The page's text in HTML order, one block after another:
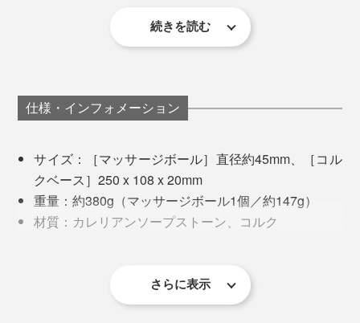
た足裏の冷たいコロコロは、しあわせなため息が出るほ
天然素材のため、ひとつひとつ異なる石の表情。どんな
石が手元に届くかも、楽しみのひとつです。
石の熱が体の奥へとじわじわ伝わってきて、自分がかけ
いく感覚でした。
このホットマッサージをすると、ゆっくり解凍されてい
くような心地よさ……まるで足湯！
胸まわりや脇のあたり、首すじをローリングさせたり、
デスクワークをしながらコロコロコロコロやっていま
続きを読む
仕様・インフォメーション
サイズ：［マッサージボール］直径約45mm、［コル
クベース］250 x 108 x 20mm
重量：約380g（マッサージボール1個／約147g）
材質：カレリアンソープストーン、コルク
セット内容：マッサージボール2個、コルクボード1
さらに表示